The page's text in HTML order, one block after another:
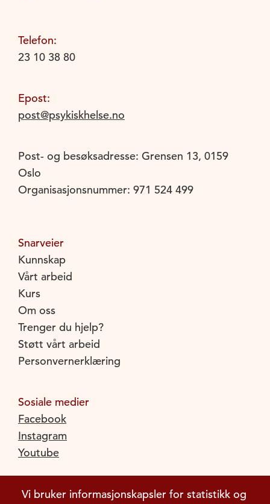
Vi bruker informasjonskapsler for statistikk og
Telefon:
23 10 38 80
Epost:
post@psykiskhelse.no
Post- og besøksadresse: Grensen 13, 0159
Oslo
Organisasjonsnummer: 971 524 499
Snarveier
Kunnskap
Vårt arbeid
Kurs
Om oss
Trenger du hjelp?
Støtt vårt arbeid
Personvernerklæring
Sosiale medier
Facebook
Instagram
Youtube